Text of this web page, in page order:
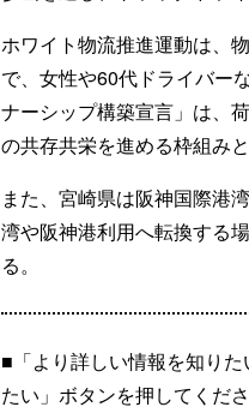
ホワイト物流推進運動は、
で、女性や60代ドライバー
ナーシップ構築宣言」は、
の共存共栄を進める枠組みと
また、宮崎県は阪神国際港
湾や阪神港利用へ転換する
る。
■「より詳しい情報を知り
たい」ボタンを押してくだ